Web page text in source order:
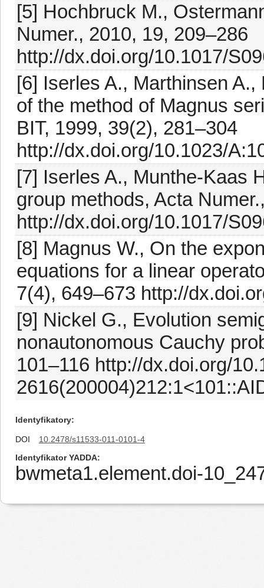
[5] Hochbruck M.,
Numer., 2010, 19, 209–286
http://dx.doi.org/10.1017/
[6] Iserles A., Marthinsen
of the method of Magnus
BIT, 1999, 39(2), 281–304
http://dx.doi.org/10.1023/
[7] Iserles A., Munthe-Kaas
group methods, Acta
http://dx.doi.org/10.1017/
[8] Magnus W., On the
equations for a linear
7(4), 649–673 http://
[9] Nickel G., Evolution
nonautonomous Cauchy
101–116 http://dx.doi.org/
Identyfikatory
DOI
10.2478/s11533-011-0101-4
Identyfikator YADDA
bwmeta1.element.doi-